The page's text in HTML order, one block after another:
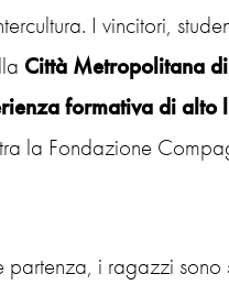
I vincitori,
Città Metropolitana
formativa di
la Fondazione
partenza, i ragazzi